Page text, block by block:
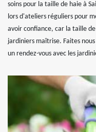
soins pour la taille de haie à
lors d'ateliers réguliers pour
avoir confiance, car la taille
jardiniers maîtrise. Faites
un rendez-vous avec les